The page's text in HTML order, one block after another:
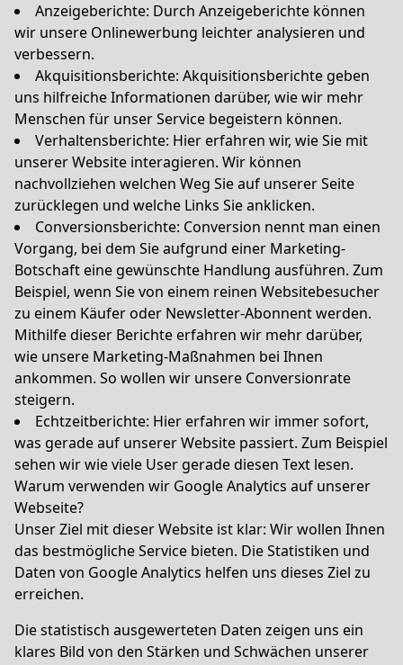
Anzeigeberichte: Durch Anzeigeberichte können
wir unsere Onlinewerbung leichter analysieren und
verbessern.
Akquisitionsberichte: Akquisitionsberichte geben
uns hilfreiche Informationen darüber, wie wir mehr
Menschen für unser Service begeistern können.
Verhaltensberichte: Hier erfahren wir, wie Sie mit
unserer Website interagieren. Wir können
nachvollziehen welchen Weg Sie auf unserer Seite
zurücklegen und welche Links Sie anklicken.
Conversionsberichte: Conversion nennt man einen
Vorgang, bei dem Sie aufgrund einer Marketing-
Botschaft eine gewünschte Handlung ausführen. Zum
Beispiel, wenn Sie von einem reinen Websitebesucher
zu einem Käufer oder Newsletter-Abonnent werden.
Mithilfe dieser Berichte erfahren wir mehr darüber,
wie unsere Marketing-Maßnahmen bei Ihnen
ankommen. So wollen wir unsere Conversionrate
steigern.
Echtzeitberichte: Hier erfahren wir immer sofort,
was gerade auf unserer Website passiert. Zum Beispiel
sehen wir wie viele User gerade diesen Text lesen.
Warum verwenden wir Google Analytics auf unserer
Webseite?
Unser Ziel mit dieser Website ist klar: Wir wollen Ihnen
das bestmögliche Service bieten. Die Statistiken und
Daten von Google Analytics helfen uns dieses Ziel zu
erreichen.
Die statistisch ausgewerteten Daten zeigen uns ein
klares Bild von den Stärken und Schwächen unserer